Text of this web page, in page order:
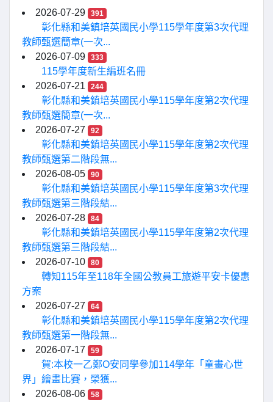
2026-07-29 391
彰化縣和美鎮培英國民小學115學年度第3次代理
教師甄選簡章(一次...
2026-07-09
333
115學年度新生編班名冊
2026-07-21
244
彰化縣和美鎮培英國民小學115學年度第2次代理
教師甄選簡章(一次...
2026-07-27
92
彰化縣和美鎮培英國民小學115學年度第2次代理
教師甄選第二階段無...
2026-08-05
90
彰化縣和美鎮培英國民小學115學年度第3次代理
教師甄選第三階段結...
2026-07-28
84
彰化縣和美鎮培英國民小學115學年度第2次代理
教師甄選第三階段結...
2026-07-10
80
轉知115年至118年全國公教員工旅遊平安卡優惠
方案
2026-07-27
64
彰化縣和美鎮培英國民小學115學年度第2次代理
教師甄選第一階段無...
2026-07-17
59
賀:本校一乙鄭O安同學參加114學年「童畫心世
界」繪畫比賽，榮獲...
2026-08-06
58